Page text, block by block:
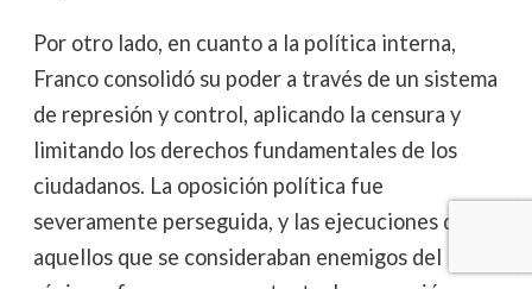
Por otro lado, en cuanto a la política interna,
Franco consolidó su poder a través de un sistema
de represión y control, aplicando la censura y
limitando los derechos fundamentales de los
ciudadanos. La oposición política fue
severamente perseguida, y las ejecuciones de
aquellos que se consideraban enemigos del